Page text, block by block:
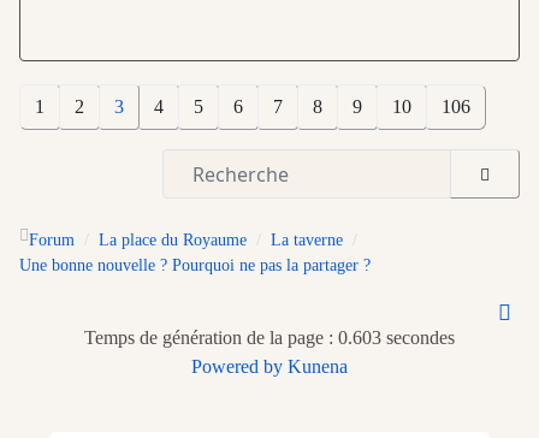
1 2 3 4 5 6 7 8 9 10 106
Forum La place du Royaume
La taverne
Une bonne nouvelle ? Pourquoi ne pas la partager ?
Temps de génération de la page : 0.603 secondes
Powered by Kunena